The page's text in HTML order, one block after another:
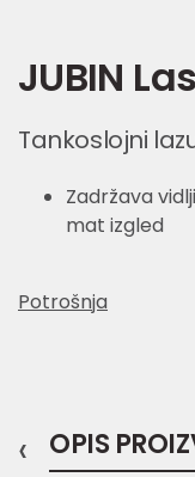
JUBIN
Tankoslojni
Zadržava
mat izgled
Potrošnja
OPIS
‹